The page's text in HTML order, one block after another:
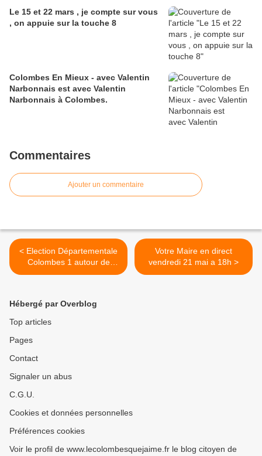
Le 15 et 22 mars , je compte sur vous
, on appuie sur la touche 8
Colombes En Mieux - avec Valentin
Narbonnais est avec Valentin
Narbonnais à Colombes.
Commentaires
Ajouter un commentaire
< Election Départementale
Colombes 1 autour de
Chantal Barthélémy-Ruiz,
Konte
Votre Maire en direct
vendredi 21 mai a 18h >
Hébergé par Overblog
Top articles
Pages
Contact
Signaler un abus
C.G.U.
Cookies et données personnelles
Préférences cookies
Voir le profil de www.lecolombesquejaime.fr le blog citoyen de